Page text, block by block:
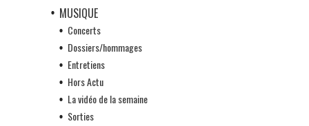
MUSIQUE
Concerts
Dossiers/hommages
Entretiens
Hors Actu
La vidéo de la semaine
Sorties